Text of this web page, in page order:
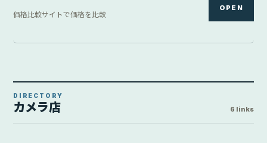
価格比較サイトで価格を比較
OPEN
DIRECTORY
カメラ店 6 links